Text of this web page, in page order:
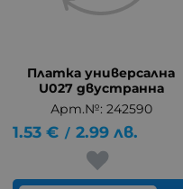
Платка универсална
U027 двустранна
Арт.№: 242590
1.53 € / 2.99 лв.